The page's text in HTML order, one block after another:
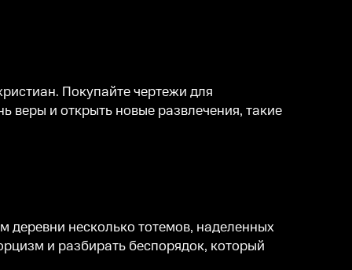
Покупайте чертежи для
веры и открыть новые развлечения, такие
несколько тотемов, наделенных
и разбирать беспорядок, который